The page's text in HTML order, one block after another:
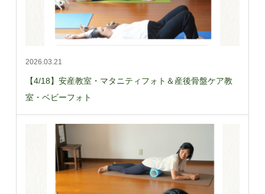
2026.03.21
【4/18】安産教室・マタニティフォト＆産後骨盤ケア教
室・ベビーフォト